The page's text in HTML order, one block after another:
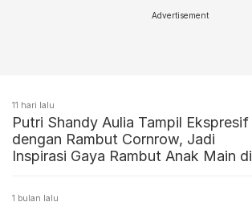
Advertisement
11 hari lalu
Putri Shandy Aulia Tampil Ekspresif
dengan Rambut Cornrow, Jadi
Inspirasi Gaya Rambut Anak Main di
1 bulan lalu